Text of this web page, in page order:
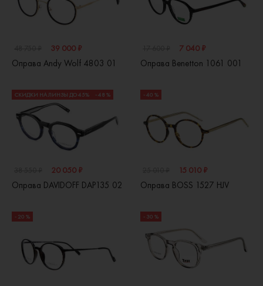
39 000 ₽
Оправа Andy Wolf 4803 01
7 040 ₽
Оправа Benetton 1061 001
СКИДКИ НА ЛИНЗЫ ДО 45% - 48 %
20 050 ₽
Оправа DAVIDOFF DAP135 02
- 40 %
15 010 ₽
Оправа BOSS 1527 HJV
- 20 % - 30 %